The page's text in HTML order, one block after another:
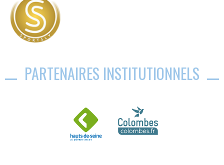
PARTENAIRES INSTITUTIONNELS